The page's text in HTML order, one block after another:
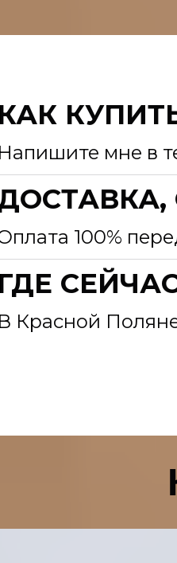
КАК
Напишите мне в
100%
ГДЕ
В Красной